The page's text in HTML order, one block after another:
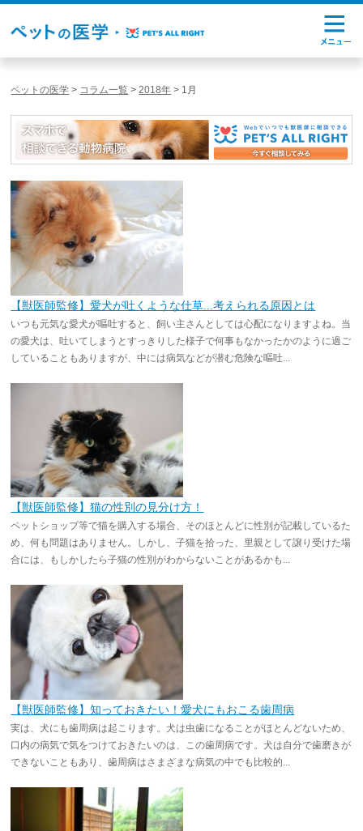
ペットの医学 > コラム一覧 >2018年 > 1月
【獣医師監修】愛犬が吐くような仕草...考えられる原因とは
いつも元気な愛犬が嘔吐すると、飼い主さんとしては心配になりますよね。当
の愛犬は、吐いてしまうとすっきりした様子で何事もなかったかのように過ご
していることもありますが、中には病気などが潜む危険な嘔吐...
【獣医師監修】猫の性別の見分け方！
ペットショップ等で猫を購入する場合、そのほとんどに性別が記載しているた
め、何も問題はありません。しかし、子猫を拾った、里親として譲り受けた場
合には、もしかしたら子猫の性別がわからないことがあるかも...
【獣医師監修】知っておきたい！愛犬にもおこる歯周病
実は、犬にも歯周病は起こります。犬は虫歯になることがほとんどないため、
口内の病気で気をつけておきたいのは、この歯周病です。犬は自分で歯磨きが
できないこともあり、歯周病はさまざまな病気の中でも比較的...